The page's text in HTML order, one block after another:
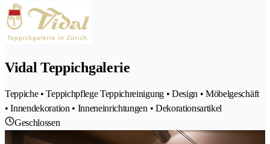
Vidal Teppichgalerie
Teppiche • Teppichpflege Teppichreinigung • Design • Möbelgeschäft
• Innendekoration • Inneneinrichtungen • Dekorationsartikel
Geschlossen